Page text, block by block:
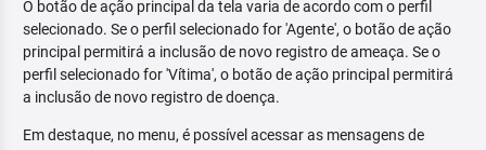
O botão de ação principal da tela varia de acordo com o perfil
selecionado. Se o perfil selecionado for 'Agente', o botão de ação
principal permitirá a inclusão de novo registro de ameaça. Se o
perfil selecionado for 'Vítima', o botão de ação principal permitirá
a inclusão de novo registro de doença.
Em destaque, no menu, é possível acessar as mensagens de